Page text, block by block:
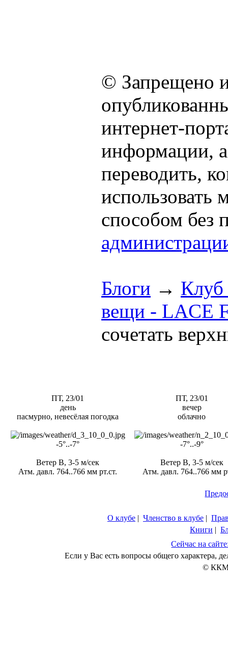
© Запрещено
интернет-
информации, а
переводить,
способом без
Блоги →
вещи - LACE
сочетать
ПТ, 23/01
день
пасмурно, невесёлая погодка
-5°..-7°
Ветер В, 3-5 м/сек
Атм. давл. 764..766 мм рт.ст.
ПТ, 23/01
вечер
облачно
-7°..-9°
Ветер В, 3-5 м/сек
Атм. давл. 764..766 мм
О клубе | Членство в клубе |
Книги |
Сейчас на
Если у Вас есть вопросы общего характера,
© ККМ